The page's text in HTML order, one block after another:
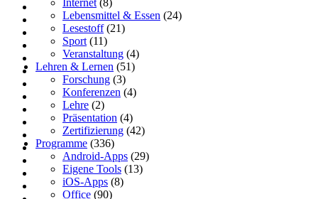
Lebensmittel & Essen (24)
Lesestoff(21)
Sport (11)
Veranstaltung (4)
Lehren & Lernen (51)
Forschung (3)
Konferenzen (4)
Lehre (2)
Präsentation (4)
Zertifizierung (42)
Programme (336)
Android-Apps (29)
Eigene Tools (13)
iOS-Apps (8)
Office (90)